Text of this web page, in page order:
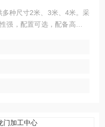
种尺寸2米、3米、4米。采
强，配置可选，配备高精度
具、电力零部件还是汽车、
整机定制方案，提供终身维